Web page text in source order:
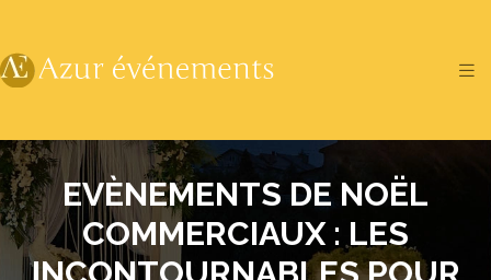
EVÈNEMENTS DE NOËL
COMMERCIAUX : LES